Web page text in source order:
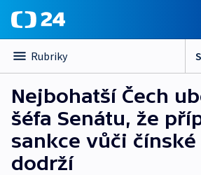
Rubriky
Nejbohatší Čech
šéfa Senátu, že
sankce vůči čínské
dodrží